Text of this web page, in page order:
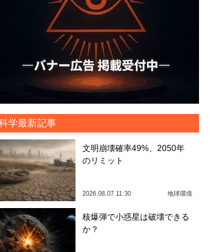
学最新記事
文明崩壊確率49%、2050年
のリミット
2026.08.07 11:30 地球環境
核爆弾で小惑星は破壊できる
か？